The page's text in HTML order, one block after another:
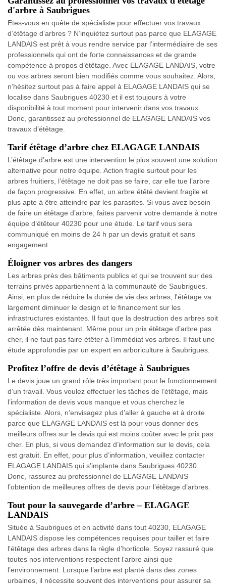
d'arbre à Saubrigues
Etes-vous en quête de spécialiste pour effectuer vos travaux
d’étêtage d’arbres ? N’inquiétez surtout pas parce que ELAGAGE
LANDAIS est prêt à vous rendre service par l’intermédiaire de ses
professionnels qui ont de forte connaissances et de grande
compétence à propos d’étêtage. Avec ELAGAGE LANDAIS, votre
ou vos arbres seront bien modifiés comme vous souhaitez. Alors,
n’hésitez surtout pas à faire appel à ELAGAGE LANDAIS qui se
localise dans Saubrigues 40230 et il est toujours à votre
disponibilité à tout moment pour intervenir dans vos travaux.
Donc, garantissez au professionnel de ELAGAGE LANDAIS vos
travaux d’étêtage.
Tarif étêtage d’arbre chez ELAGAGE LANDAIS
L’étêtage d’arbre est une intervention le plus souvent une solution
alternative pour notre équipe. Action fragile surtout pour les
arbres fruitiers, l’étêtage ne doit pas se faire, car elle tue l’arbre
de façon progressive. En effet, un arbre étêté devient fragile et
plus apte à être atteindre par les parasites. Si vous avez besoin
de faire un étêtage d’arbre, faites parvenir votre demande à notre
équipe d’étêteur 40230 pour une étude. Le tarif vous sera
communiqué en moins de 24 h par un devis gratuit et sans
engagement.
Éloigner vos arbres des dangers
Les arbres près des bâtiments publics et qui se trouvent sur des
terrains privés appartiennent à la communauté de Saubrigues.
Ainsi, en plus de réduire la durée de vie des arbres, l'étêtage va
largement diminuer le design et le financement sur les
infrastructures existantes. Il faut que la destruction des arbres soit
arrêtée dès maintenant. Même pour un prix étêtage d’arbre pas
cher, il ne faut pas faire étêter à l’immédiat vos arbres. Il faut une
étude approfondie par un expert en arboriculture à Saubrigues.
Profitez l’offre de devis d’étêtage à Saubrigues
Le devis joue un grand rôle très important pour le fonctionnement
d’un travail. Vous voulez effectuer les tâches de l’étêtage, mais
l’information de devis vous manque et vous cherchez le
spécialiste. Alors, n’envisagez plus d’aller à gauche et à droite
parce que ELAGAGE LANDAIS est là pour vous donner des
meilleurs offres sur le devis qui est moins coûter avec le prix pas
cher. En plus, si vous demandez d’information sur le devis, cela
est gratuit. En effet, pour plus d’information, veuillez contacter
ELAGAGE LANDAIS qui s’implante dans Saubrigues 40230.
Donc, rassurez au professionnel de ELAGAGE LANDAIS
l’obtention de meilleures offres de devis pour l’étêtage d’arbres.
Tout pour la sauvegarde d’arbre – ELAGAGE
LANDAIS
Située à Saubrigues et en activité dans tout 40230, ELAGAGE
LANDAIS dispose les compétences requises pour tailler et faire
l'étêtage des arbres dans la règle d’horticole. Soyez rassuré que
toutes nos interventions respectent l’arbre ainsi que
l’environnement. Lorsque l’arbre est planté dans des zones
urbaines, il nécessite souvent des interventions pour assurer sa